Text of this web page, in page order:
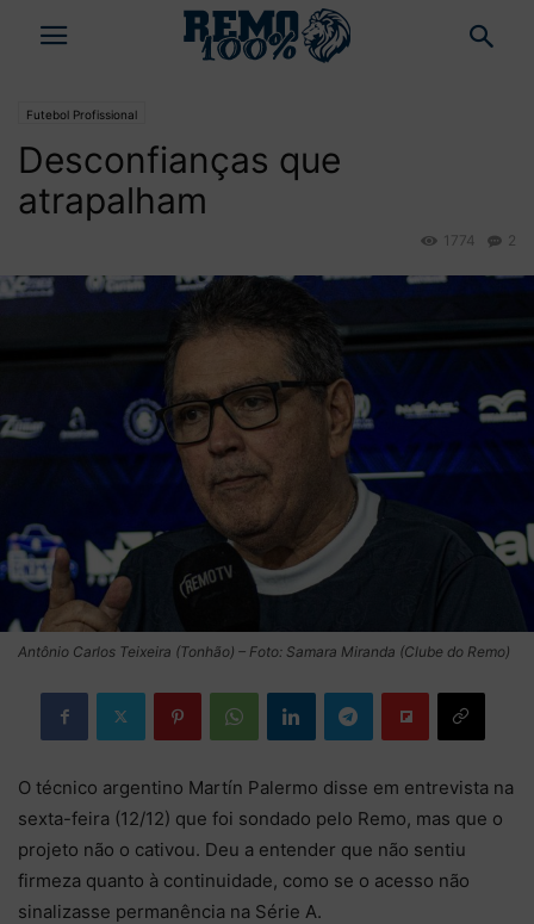
Futebol Profissional
Desconfianças que
atrapalham
2
1774
Antônio Carlos Teixeira (Tonhão) – Foto: Samara Miranda (Clube do Remo)
O técnico argentino Martín Palermo disse em entrevista na
sexta-feira (12/12) que foi sondado pelo Remo, mas que o
projeto não o cativou. Deu a entender que não sentiu
firmeza quanto à continuidade, como se o acesso não
sinalizasse permanência na Série A.